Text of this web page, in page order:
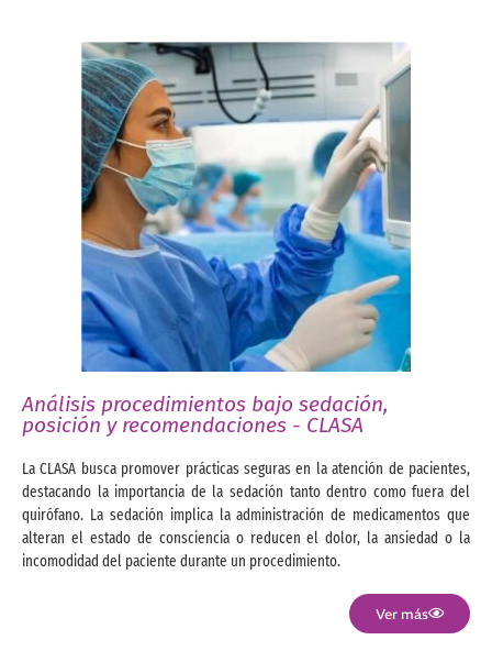
Análisis procedimientos bajo sedación,
posición y recomendaciones - CLASA
La CLASA busca promover prácticas seguras en la atención de pacientes,
destacando la importancia de la sedación tanto dentro como fuera del
quirófano. La sedación implica la administración de medicamentos que
alteran el estado de consciencia o reducen el dolor, la ansiedad o la
incomodidad del paciente durante un procedimiento.
Ver más